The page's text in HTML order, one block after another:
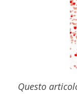
Questo